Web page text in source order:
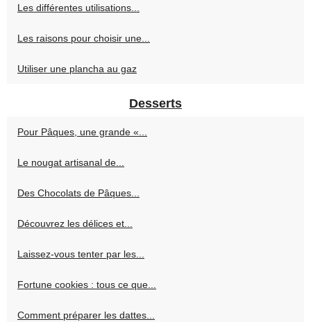
Les différentes utilisations...
Les raisons pour choisir une...
Utiliser une plancha au gaz
Desserts
Pour Pâques, une grande «...
Le nougat artisanal de...
Des Chocolats de Pâques...
Découvrez les délices et...
Laissez-vous tenter par les...
Fortune cookies : tous ce que...
Comment préparer les dattes...